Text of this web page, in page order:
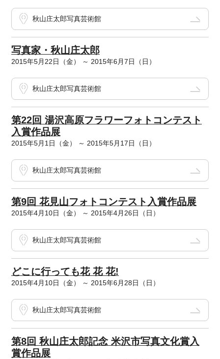
秋山庄太郎写真芸術館
写真家・秋山庄太郎
2015年5月22日（金） ～ 2015年6月7日（日）
秋山庄太郎写真芸術館
第22回 湯沢高原フラワーフォトコンテスト
入賞作品展
2015年5月1日（金） ～ 2015年5月17日（日）
秋山庄太郎写真芸術館
第9回 花見山フォトコンテスト入賞作品展
2015年4月10日（金） ～ 2015年4月26日（日）
秋山庄太郎写真芸術館
どこに行っても花 花 花!
2015年4月10日（金） ～ 2015年6月28日（日）
秋山庄太郎写真芸術館
第8回 秋山庄太郎記念 米沢市写真文化賞入
賞作品展